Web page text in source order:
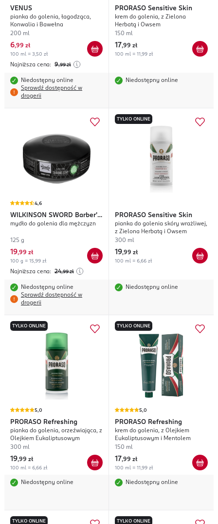
VENUS
pianka do golenia, łagodząca,
Konwalia i Bawełna
200 ml
6,99 zł
100 ml = 3,50 zł
Najniższa cena: 9,99 zł
Niedostępny online
Sprawdź dostępność w
drogerii
PRORASO Sensitive Skin
krem do golenia, z Zielona
Herbatą i Owsem
150 ml
17,99 zł
100 ml = 11,99 zł
Niedostępny online
4,6
WILKINSON SWORD Barber's
Style Classic Shave
mydło do golenia dla mężczyzn
125 g
19,99 zł
100 g = 15,99 zł
Najniższa cena: 24,99 zł
Niedostępny online
Sprawdź dostępność w
drogerii
TYLKO ONLINE
PRORASO Sensitive Skin
pianka do golenia skóry wrażliwej,
z Zielona Herbatą i Owsem
300 ml
19,99 zł
100 ml = 6,66 zł
Niedostępny online
TYLKO ONLINE
5,0
PRORASO Refreshing
pianka do golenia, orzeźwiająca, z
Olejkiem Eukaliptusowym
300 ml
19,99 zł
100 ml = 6,66 zł
Niedostępny online
TYLKO ONLINE
5,0
PRORASO Refreshing
krem do golenia, z Olejkiem
Eukaliptusowym i Mentolem
150 ml
17,99 zł
100 ml = 11,99 zł
Niedostępny online
TYLKO ONLINE TYLKO ONLINE